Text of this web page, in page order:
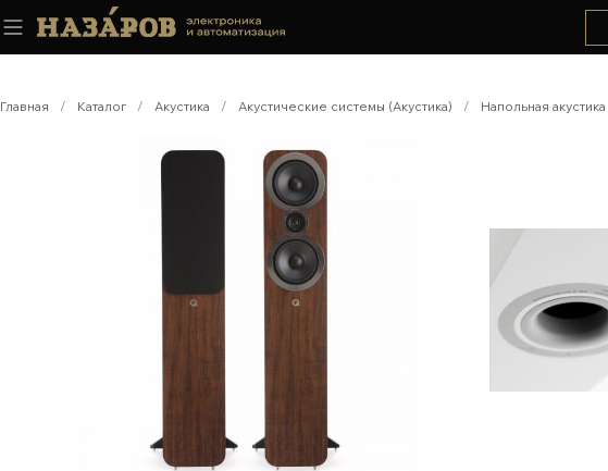
Главная / Каталог / Акустика / Акустические системы (Акустика) / Напольная акустика